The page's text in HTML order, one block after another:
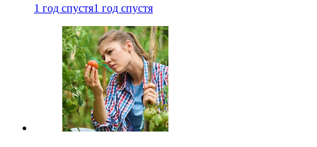
1 год спустя1 год спустя